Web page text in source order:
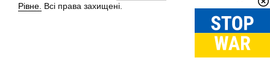
Рівне. Всі права захищені.